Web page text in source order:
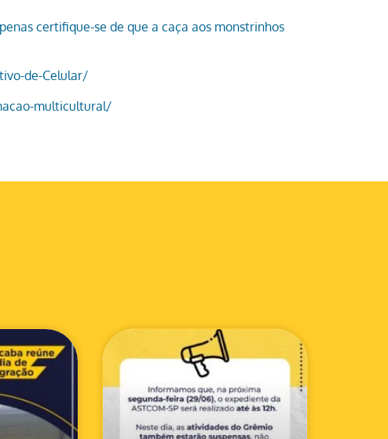
certifique-se de que a caça aos monstrinhos
de-Celular/
multicultural/